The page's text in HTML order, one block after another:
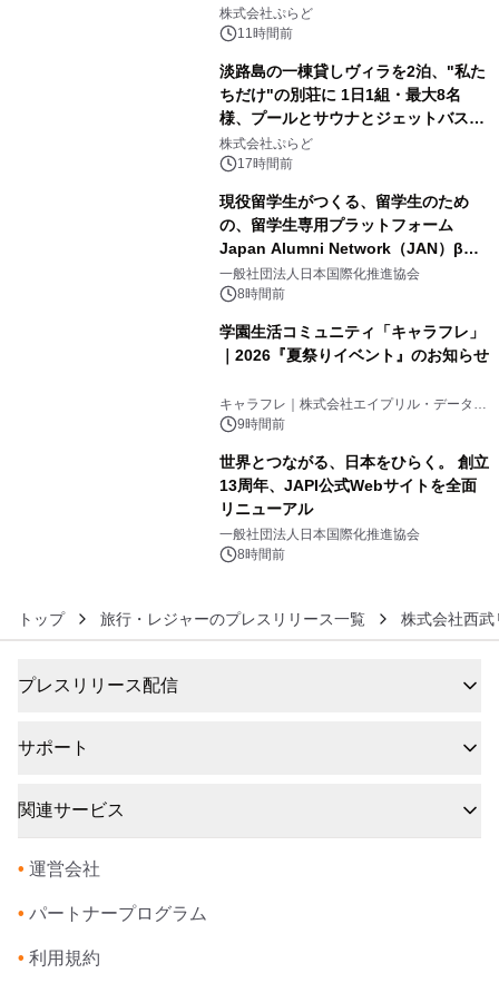
サウナも 「THE BOXY AWAJI」のお
得な素泊まり連泊プランで
株式会社ぷらど
11時間前
淡路島の一棟貸しヴィラを2泊、"私た
ちだけ"の別荘に 1日1組・最大8名
様、プールとサウナとジェットバス付
きで Villa Mon Temps AWAJIの連泊
素泊りプラン
株式会社ぷらど
17時間前
現役留学生がつくる、留学生のため
の、留学生専用プラットフォーム
Japan Alumni Network（JAN）β版
をリリース
一般社団法人日本国際化推進協会
8時間前
学園生活コミュニティ「キャラフレ」
｜2026『夏祭りイベント』のお知らせ
キャラフレ｜株式会社エイプリル・データ・
デザインズ
9時間前
世界とつながる、日本をひらく。 創立
13周年、JAPI公式Webサイトを全面
リニューアル
一般社団法人日本国際化推進協会
8時間前
トップ 旅行・レジャーのプレスリリース一覧 株式会社西
プレスリリース配信
サポート
関連サービス
• 運営会社
• パートナープログラム
• 利用規約